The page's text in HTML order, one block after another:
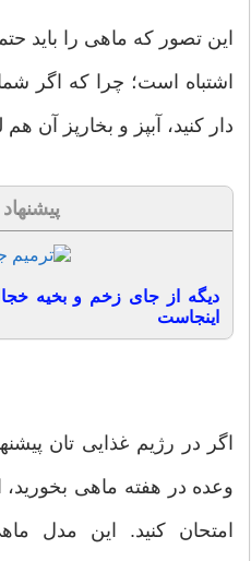
اين تصور كه ماهی را بايد
اشتباه است؛ چرا كه اگر
دار كنيد، آبپز و بخارپز آن
دیگه از جای زخم و بخیه
اینجاست
اگر در رژيم غذايی تان
وعده در هفته ماهی
امتحان كنيد. اين مدل